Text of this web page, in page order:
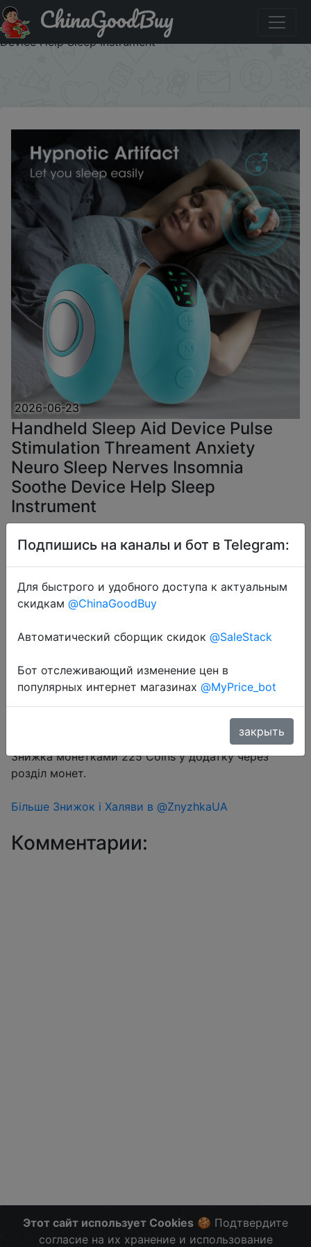
Купить: Handheld Sleep Aid Device Pulse Stimulation
Threament Anxiety Neuro Sleep Nerves Insomnia Soothe
Device Help Sleep Instrument
ChinaGoodBuy
2026-06-23
Handheld Sleep Aid Device Pulse
Stimulation Threament Anxiety
Neuro Sleep Nerves Insomnia
Soothe Device Help Sleep
Instrument
$6.19
Coins
Перейти в магазин
Знижка монетками 225 Coins у додатку через
розділ монет.
Більше Знижок і Халяви в @ZnyzhkaUA
Комментарии:
Этот сайт использует Cookies 🍪 Подтвердите
согласие на их хранение и использование
Подпишись на каналы и бот в Telegram:
Для быстрого и удобного доступа к актуальным
скидкам @ChinaGoodBuy
Автоматический сборщик скидок @SaleStack
Бот отслеживающий изменение цен в
популярных интернет магазинах @MyPrice_bot
закрыть